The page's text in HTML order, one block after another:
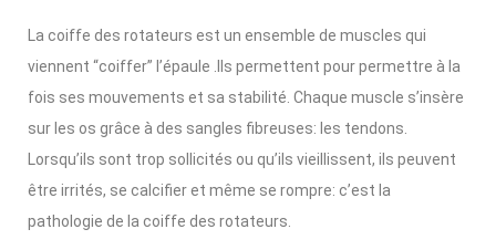
La coiffe des rotateurs est un ensemble de muscles qui
viennent “coiffer” l’épaule .Ils permettent pour permettre à la
fois ses mouvements et sa stabilité. Chaque muscle s’insère
sur les os grâce à des sangles fibreuses: les tendons.
Lorsqu’ils sont trop sollicités ou qu’ils vieillissent, ils peuvent
être irrités, se calcifier et même se rompre: c’est la
pathologie de la coiffe des rotateurs.